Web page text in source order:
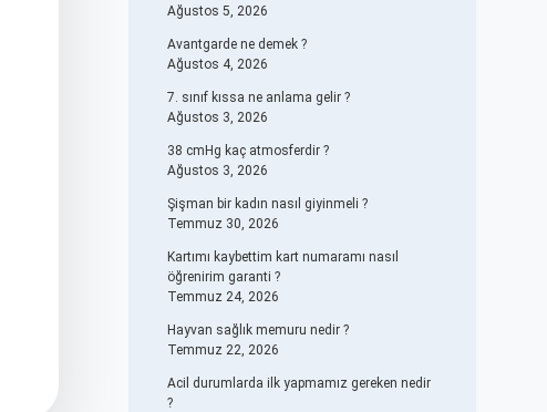
Ağustos 5, 2026
Avantgarde ne demek ?
Ağustos 4, 2026
7. sınıf kıssa ne anlama gelir ?
Ağustos 3, 2026
38 cmHg kaç atmosferdir ?
Ağustos 3, 2026
Şişman bir kadın nasıl giyinmeli ?
Temmuz 30, 2026
Kartımı kaybettim kart numaramı nasıl
öğrenirim garanti ?
Temmuz 24, 2026
Hayvan sağlık memuru nedir ?
Temmuz 22, 2026
Acil durumlarda ilk yapmamız gereken nedir
?